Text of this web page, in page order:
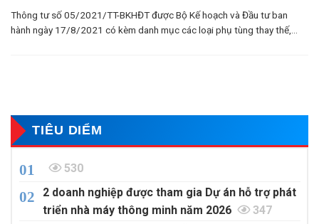
Thông tư số 05/2021/TT-BKHĐT được Bộ Kế hoạch và Đầu tư ban
hành ngày 17/8/2021 có kèm danh mục các loại phụ tùng thay thế,...
TIÊU DIỂM
530
2 doanh nghiệp được tham gia Dự án hỗ trợ phát
triển nhà máy thông minh năm 2026
347